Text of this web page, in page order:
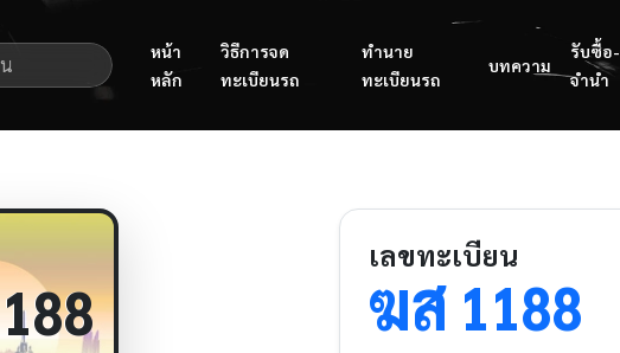
หน้า
หลัก
วิธีการจด
ทะเบียนรถ
ทำนาย
ทะเบียนรถ
บทความ
รับซื้อ-
จำนำ
เลขทะเบียน
ฆส 1188